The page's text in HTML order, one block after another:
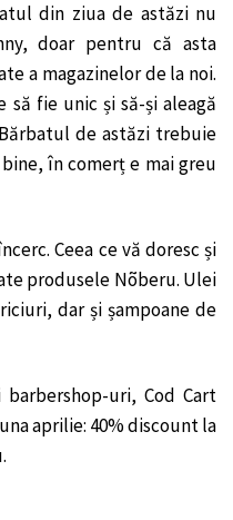
din ziua de astăzi nu
doar pentru că asta
a magazinelor de la noi.
fie unic și să-și aleagă
de astăzi trebuie
în comerț e mai greu
Ceea ce vă doresc și
produsele Nõberu. Ulei
dar și șampoane de
uri, Cod Cart
aprilie: 40% discount la